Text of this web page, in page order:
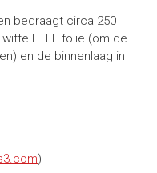
bedraagt circa 250
ETFE folie (om de
en de binnenlaag in
)